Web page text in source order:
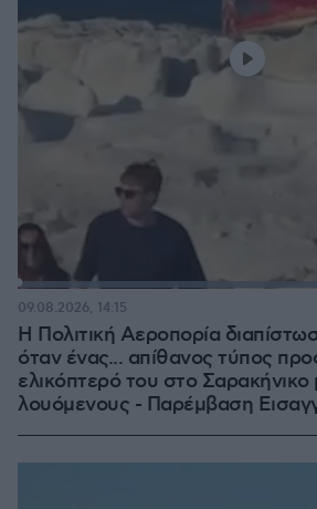
:
Η Πολιτική Αεροπορία
όταν ένας... απίθανος τύπος
ελικόπτερό του στο
λουόμενους - Παρέμβαση
09.08.2026, 14:15